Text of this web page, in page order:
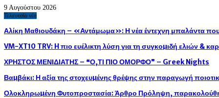
9 Αυγούστου 2026
Τελευταία νέα
Αλίκη Μαθιουδάκη – «Αντάμωμα»: Η νέα έντεχνη μπαλάντα
VM-XT10 TRV: H πιο ευέλικτη λύση για τη συγκοµιδή ελιών &
ΧΡΗΣΤΟΣ ΜΕΝΙΔΙΑΤΗΣ – ❝Ο,ΤΙ ΠΙΟ ΟΜΟΡΦΟ❞ – Greek Nights
Βαµβάκι: Η αξία της στοχευµένης θρέψης στην παραγωγή
Ολοκληρωµένη Φυτοπροστασία: Άρθρο Πρόληψη,